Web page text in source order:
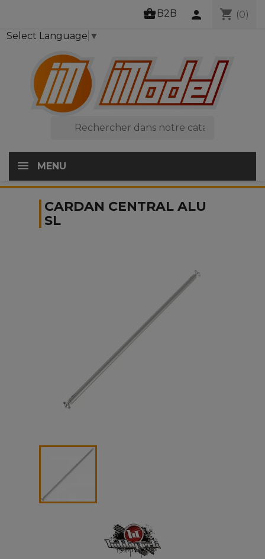
business_center B2B shopping_cart (0)
person

MENU
Select Language ▼
CARDAN CENTRAL ALU
SL